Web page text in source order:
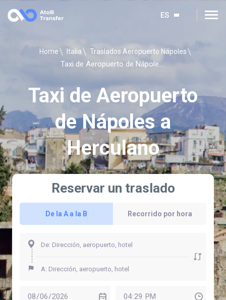
ES
Home Italia Traslados Aeropuerto Nápoles
Taxi de Aeropuerto de Nápoles a Herculano
Taxi de Aeropuerto
de Nápoles a
Herculano
Reservar un traslado
De la A a la B Recorrido por hora